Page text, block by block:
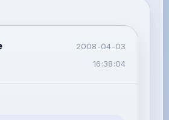
2008-04-03
16:38:04